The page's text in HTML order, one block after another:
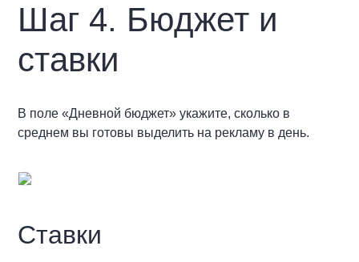
Шаг 4. Бюджет и
ставки
В поле «Дневной бюджет» укажите, сколько в
среднем вы готовы выделить на рекламу в день.
Ставки